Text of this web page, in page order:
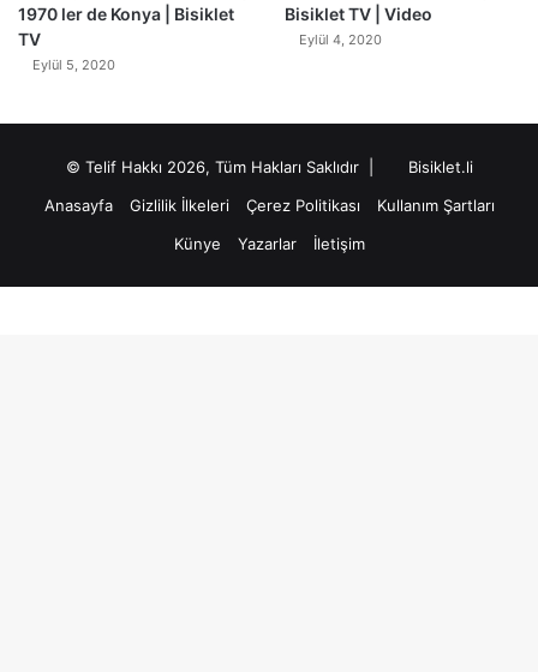
1970 ler de Konya | Bisiklet
TV
Eylül 5, 2020
Bisiklet TV | Video
Eylül 4, 2020
© Telif Hakkı 2026, Tüm Hakları Saklıdır |
Bisiklet.li
Anasayfa
Gizlilik İlkeleri Çerez Politikası
Kullanım Şartları
Künye
Yazarlar İletişim